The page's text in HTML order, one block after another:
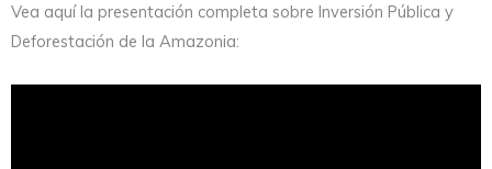
Vea aquí la presentación completa sobre Inversión Pública y
Deforestación de la Amazonia: